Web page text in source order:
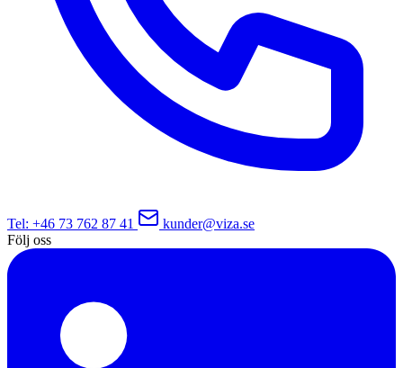
Tel: +46 73 762 87 41
kunder@viza.se
Följ oss